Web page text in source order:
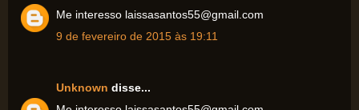
Me interesso laissasantos55@gmail.com
9 de fevereiro de 2015 às 19:11
Unknown disse...